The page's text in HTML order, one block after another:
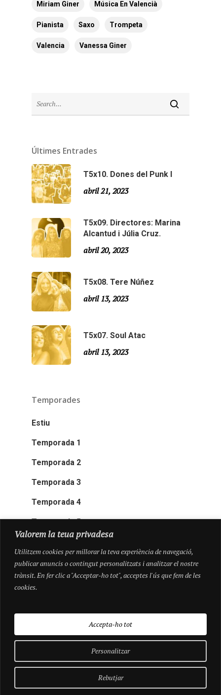
Valorem la teua privadesa
Utilitzem cookies per millorar la teva experiència de navegació,
publicar anuncis o contingut personalitzats i analitzar el nostre
trànsit. En fer clic a "Acceptar-ho tot", acceptes l'ús que fem de les
cookies.
Personalitzar
Rebutjar
Accepta-ho tot
Miriam Giner Música En Valencià
Pianista Saxo Trompeta
Valencia Vanessa Giner
Últimes Entrades
T5x10. Dones del Punk I
abril 21, 2023
T5x09. Directores: Marina
Alcantud i Júlia Cruz.
abril 20, 2023
T5x08. Tere Núñez
abril 13, 2023
T5x07. Soul Atac
abril 13, 2023
Temporades
Estiu
Temporada 1
Temporada 2
Temporada 3
Temporada 4
Temporada 5
© 2026 Pioneres.